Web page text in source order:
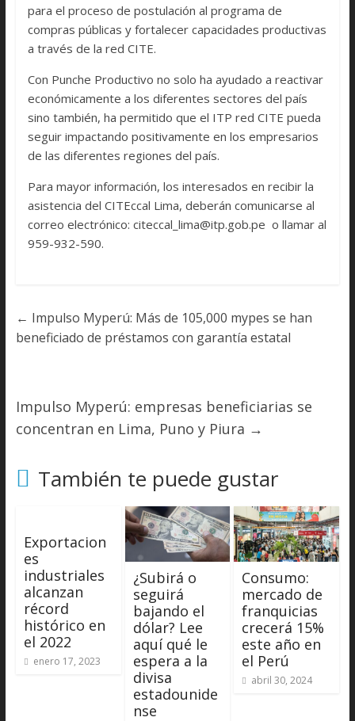
para el proceso de postulación al programa de
compras públicas y fortalecer capacidades productivas
a través de la red CITE.
Con Punche Productivo no solo ha ayudado a reactivar
económicamente a los diferentes sectores del país
sino también, ha permitido que el ITP red CITE pueda
seguir impactando positivamente en los empresarios
de las diferentes regiones del país.
Para mayor información, los interesados en recibir la
asistencia del CITEccal Lima, deberán comunicarse al
correo electrónico: citeccal_lima@itp.gob.pe o llamar al
959-932-590.
← Impulso Myperú: Más de 105,000 mypes se han
beneficiado de préstamos con garantía estatal
Impulso Myperú: empresas beneficiarias se
concentran en Lima, Puno y Piura →
También te puede gustar
Exportacion
es
industriales
alcanzan
récord
histórico en
el 2022
enero 17, 2023
¿Subirá o
seguirá
bajando el
dólar? Lee
aquí qué le
espera a la
divisa
estadounide
nse
Consumo:
mercado de
franquicias
crecerá 15%
este año en
el Perú
abril 30, 2024